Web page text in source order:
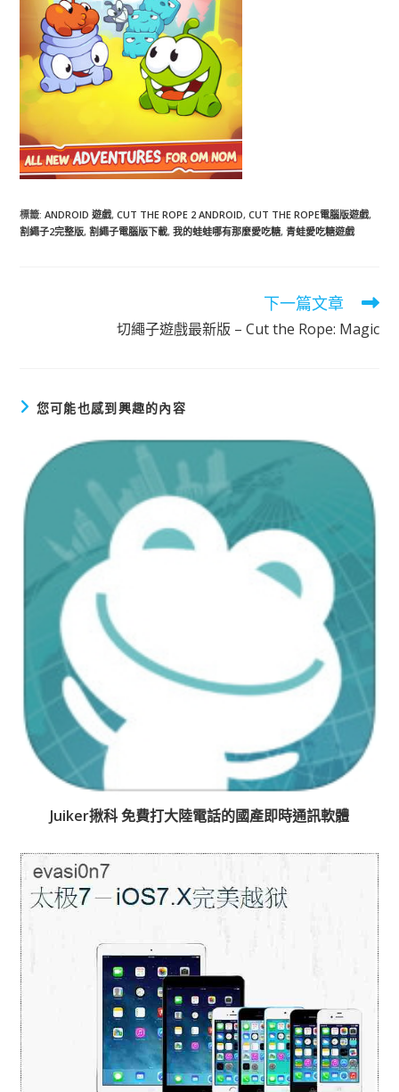
標籤:ANDROID 遊戲, CUT THE ROPE 2 ANDROID, CUT THE ROPE電腦版遊戲,
割繩子2完整版, 割繩子電腦版下載, 我的蛙蛙哪有那麼愛吃糖, 青蛙愛吃糖遊戲
下一篇文章
切繩子遊戲最新版 – Cut the Rope: Magic
您可能也感到興趣的內容
Juiker揪科 免費打大陸電話的國產即時通訊軟體